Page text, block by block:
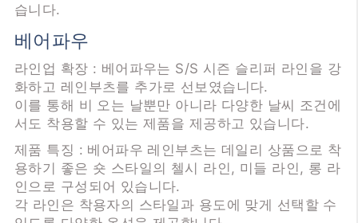
습니다.
베어파우
라인업 확장 : 베어파우는 S/S 시즌 슬리퍼 라인을 강
화하고 레인부츠를 추가로 선보였습니다.
이를 통해 비 오는 날뿐만 아니라 다양한 날씨 조건에
서도 착용할 수 있는 제품을 제공하고 있습니다.
제품 특징 : 베어파우 레인부츠는 데일리 상품으로 착
용하기 좋은 숏 스타일의 첼시 라인, 미들 라인, 롱 라
인으로 구성되어 있습니다.
각 라인은 착용자의 스타일과 용도에 맞게 선택할 수